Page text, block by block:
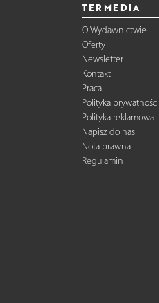
TERMEDIA
O Wydawnictwie
Oferty
Newsletter
Kontakt
Praca
Polityka prywatności
Polityka reklamowa
Napisz do nas
Nota prawna
Regulamin